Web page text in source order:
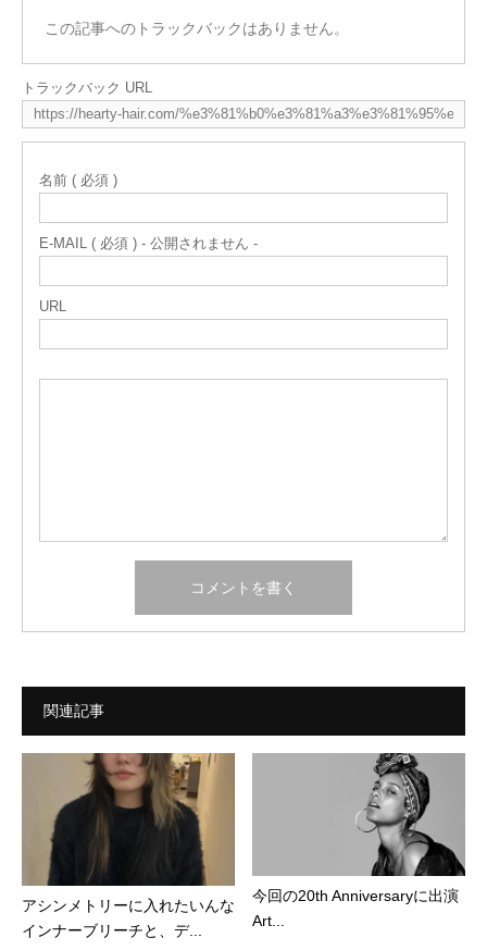
この記事へのトラックバックはありません。
トラックバック URL
名前 ( 必須 )
E-MAIL ( 必須 ) - 公開されません -
URL
関連記事
アシンメトリーに入れたいんな
インナーブリーチと、デ...
今回の20th Anniversaryに出演
Art...